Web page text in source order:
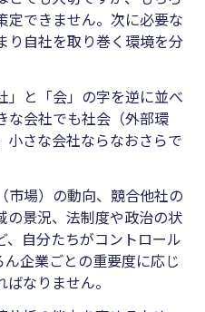
定できません。次に必要な
り自社を取り巻く環境を分
」と「会」の字を逆に並べ
な会社でも社会（外部環
小さな会社ならなおさらで
市場）の動向、競合他社の
の景況、法制度や政治の状
自分たちがコントロール
企業ごとの重要度に応じ
なりません。